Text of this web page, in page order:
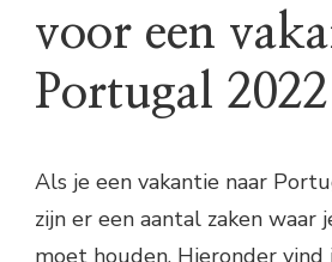
voor een
Portugal 2022
Als je een vakantie naar
zijn er een aantal zaken waar
moet houden. Hieronder vind